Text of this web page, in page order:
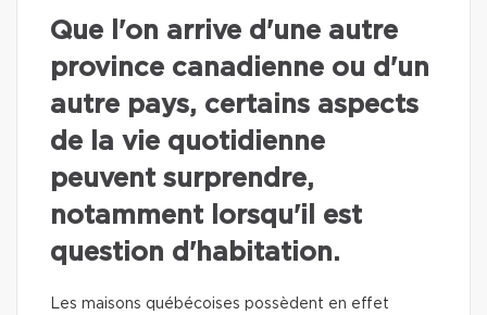
Que l'on arrive d'une autre
province canadienne ou d'un
autre pays, certains aspects
de la vie quotidienne
peuvent surprendre,
notamment lorsqu'il est
question d'habitation.
Les maisons québécoises possèdent en effet